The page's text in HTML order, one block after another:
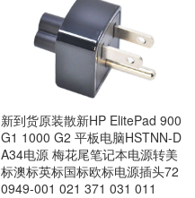
新到货原装散新HP ElitePad 900
G1 1000 G2 平板电脑HSTNN-D
A34电源 梅花尾笔记本电源转美
标澳标英标国标欧标电源插头72
0949-001 021 371 031 011